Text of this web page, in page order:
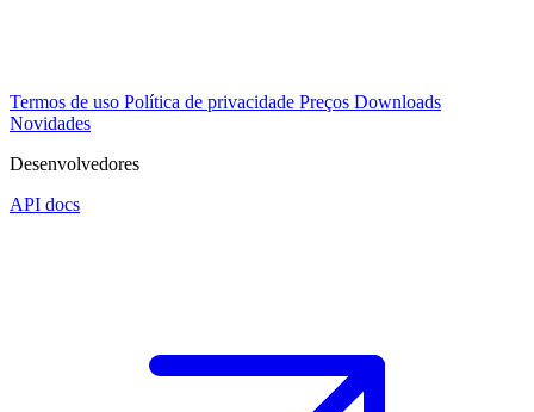
Termos de uso Política de privacidade Preços Downloads
Novidades
Desenvolvedores
API docs